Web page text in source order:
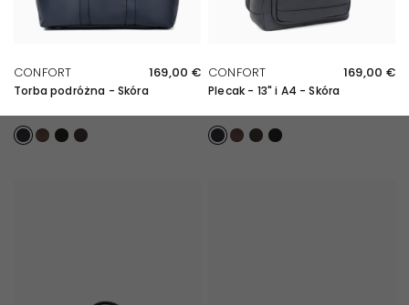
CONFORT 169,00 €
Torba podróżna - Skóra
Marine
Chocolat
NoirMarron foncé
CONFORT 169,00 €
Plecak - 13" i A4 - Skóra
Marine
Chocolat
Marron foncé
Noir